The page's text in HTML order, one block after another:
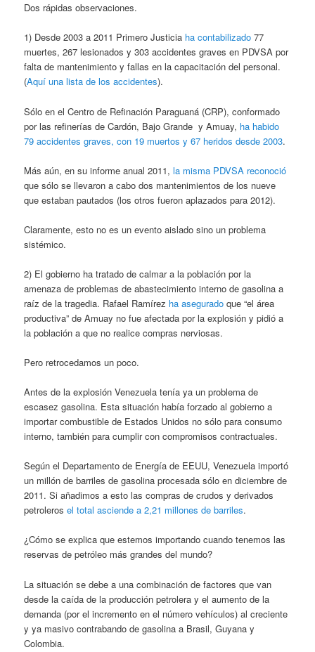
Dos rápidas observaciones.
1) Desde 2003 a 2011 Primero Justicia ha contabilizado 77
muertes, 267 lesionados y 303 accidentes graves en PDVSA por
falta de mantenimiento y fallas en la capacitación del personal.
(Aquí una lista de los accidentes).
Sólo en el Centro de Refinación Paraguaná (CRP), conformado
por las refinerías de Cardón, Bajo Grande y Amuay, ha habido
79 accidentes graves, con 19 muertos y 67 heridos desde 2003.
Más aún, en su informe anual 2011,la misma PDVSA reconoció
que sólo se llevaron a cabo dos mantenimientos de los nueve
que estaban pautados (los otros fueron aplazados para 2012).
Claramente, esto no es un evento aislado sino un problema
sistémico.
2) El gobierno ha tratado de calmar a la población por la
amenaza de problemas de abastecimiento interno de gasolina a
raíz de la tragedia. Rafael Ramírez ha asegurado que “el área
productiva” de Amuay no fue afectada por la explosión y pidió a
la población a que no realice compras nerviosas.
Pero retrocedamos un poco.
Antes de la explosión Venezuela tenía ya un problema de
escasez gasolina. Esta situación había forzado al gobierno a
importar combustible de Estados Unidos no sólo para consumo
interno, también para cumplir con compromisos contractuales.
Según el Departamento de Energía de EEUU, Venezuela importó
un millón de barriles de gasolina procesada sólo en diciembre de
2011. Si añadimos a esto las compras de crudos y derivados
petrolerosel total asciende a 2,21 millones de barriles.
¿Cómo se explica que estemos importando cuando tenemos las
reservas de petróleo más grandes del mundo?
La situación se debe a una combinación de factores que van
desde la caída de la producción petrolera y el aumento de la
demanda (por el incremento en el número vehículos) al creciente
y ya masivo contrabando de gasolina a Brasil, Guyana y
Colombia.